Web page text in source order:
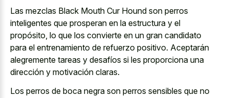
Las mezclas Black Mouth Cur Hound son perros
inteligentes que prosperan en la estructura y el
propósito, lo que los convierte en un gran candidato
para el entrenamiento de refuerzo positivo. Aceptarán
alegremente tareas y desafíos si les proporciona una
dirección y motivación claras.
Los perros de boca negra son perros sensibles que no